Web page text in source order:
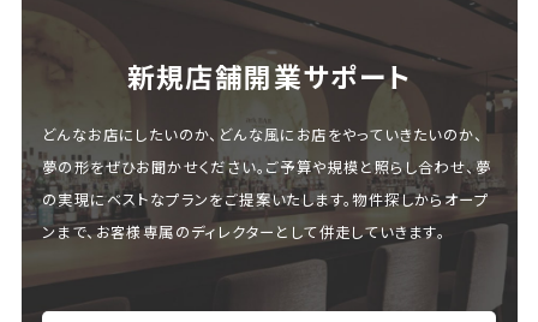
新規店舗開業サポート
どんなお店にしたいのか、どんな風にお店をやっていきたいのか、
夢の形をぜひお聞かせください。ご予算や規模と照らし合わせ、夢
の実現にベストなプランをご提案いたします。物件探しからオープ
ンまで、お客様専属のディレクターとして併走していきます。